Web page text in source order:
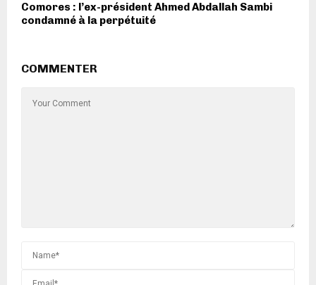
Comores : l’ex-président Ahmed Abdallah Sambi
condamné à la perpétuité
COMMENTER